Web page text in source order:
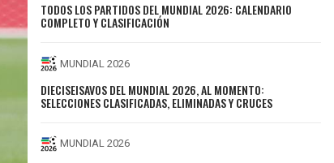
TODOS LOS PARTIDOS DEL MUNDIAL 2026: CALENDARIO
COMPLETO Y CLASIFICACIÓN
MUNDIAL 2026
DIECISEISAVOS DEL MUNDIAL 2026, AL MOMENTO:
SELECCIONES CLASIFICADAS, ELIMINADAS Y CRUCES
MUNDIAL 2026